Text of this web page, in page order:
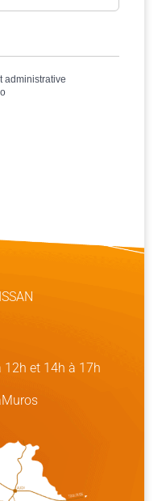
administrative
et 14h à 17h